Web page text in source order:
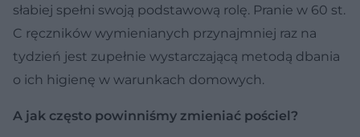
słabiej spełni swoją podstawową rolę. Pranie w 60 st.
C ręczników wymienianych przynajmniej raz na
tydzień jest zupełnie wystarczającą metodą dbania
o ich higienę w warunkach domowych.
A jak często powinniśmy zmieniać pościel?